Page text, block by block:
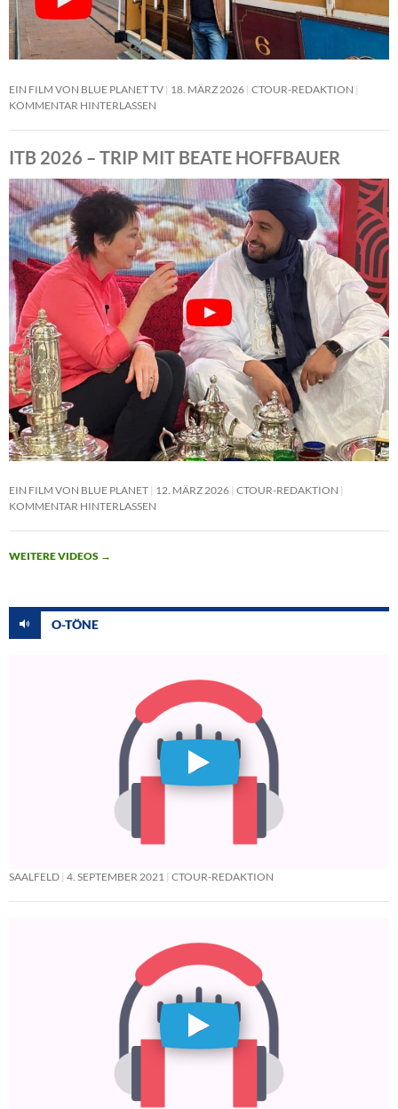
EIN FILM VON BLUE PLANET TV 18. MÄRZ 2026 CTOUR-REDAKTION
KOMMENTAR HINTERLASSEN
ITB 2026 – TRIP MIT BEATE HOFFBAUER
EIN FILM VON BLUE PLANET 12. MÄRZ 2026 CTOUR-REDAKTION
KOMMENTAR HINTERLASSEN
WEITERE VIDEOS →
O-TÖNE
SAALFELD 4. SEPTEMBER 2021 CTOUR-REDAKTION